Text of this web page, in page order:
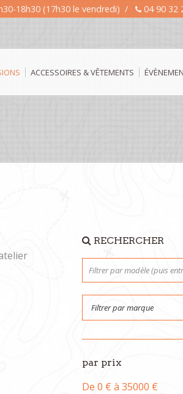
18h30 (17h30 le vendredi) / 04 90
ACCESSOIRES & VÊTEMENTS
RECHERCHER
par prix
De 0 € à 35000 €